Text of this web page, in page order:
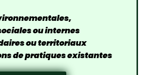
ou internes
ou territoriaux
de pratiques existantes